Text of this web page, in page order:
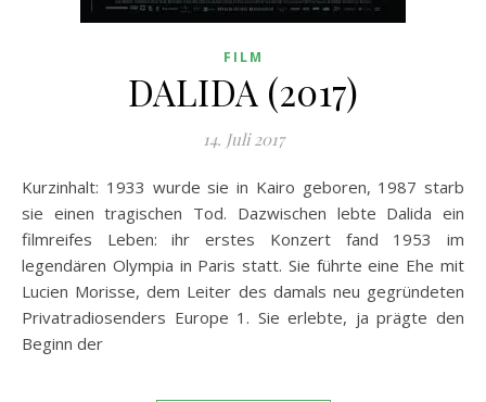
FILM
DALIDA (2017)
14. Juli 2017
Kurzinhalt: 1933 wurde sie in Kairo geboren, 1987 starb
sie einen tragischen Tod. Dazwischen lebte Dalida ein
filmreifes Leben: ihr erstes Konzert fand 1953 im
legendären Olympia in Paris statt. Sie führte eine Ehe mit
Lucien Morisse, dem Leiter des damals neu gegründeten
Privatradiosenders Europe 1. Sie erlebte, ja prägte den
Beginn der